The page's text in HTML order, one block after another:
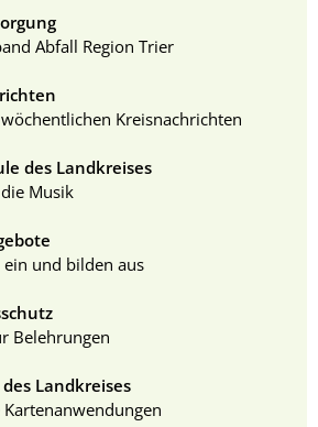
Abfall Region Trier
Kreisnachrichten
des Landkreises
Musik
und bilden aus
Belehrungen
Landkreises